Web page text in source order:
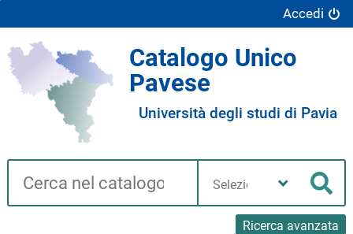
Accedi
Catalogo Unico
Pavese
Università degli studi di Pavia
Cerca su "Catalogo"
Ricerca avanzata
biblioteca